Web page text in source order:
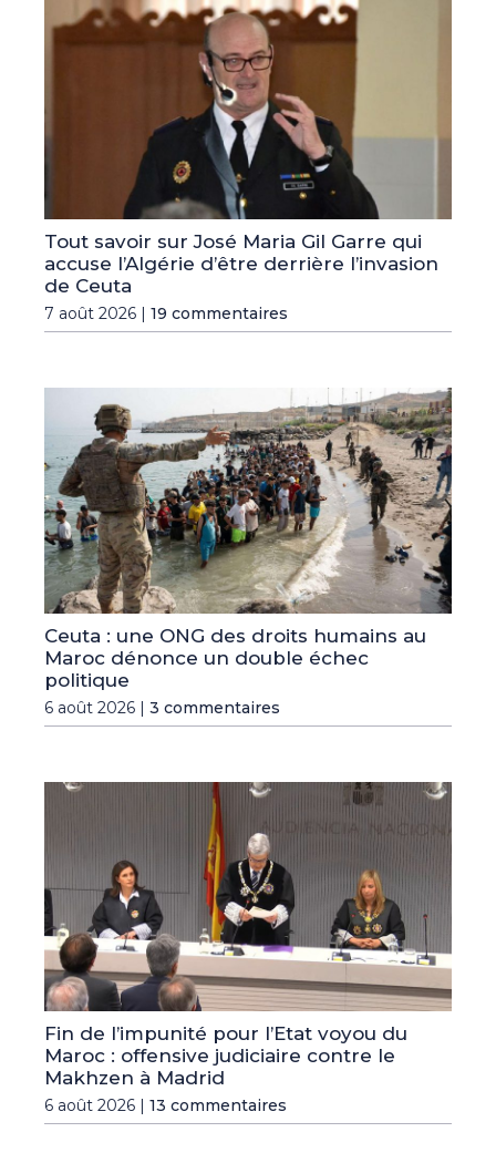
Tout savoir sur José Maria Gil Garre qui
accuse l’Algérie d’être derrière l’invasion
de Ceuta
7 août 2026 | 19 commentaires
Ceuta : une ONG des droits humains au
Maroc dénonce un double échec
politique
6 août 2026 | 3 commentaires
Fin de l’impunité pour l’Etat voyou du
Maroc : offensive judiciaire contre le
Makhzen à Madrid
6 août 2026 | 13 commentaires